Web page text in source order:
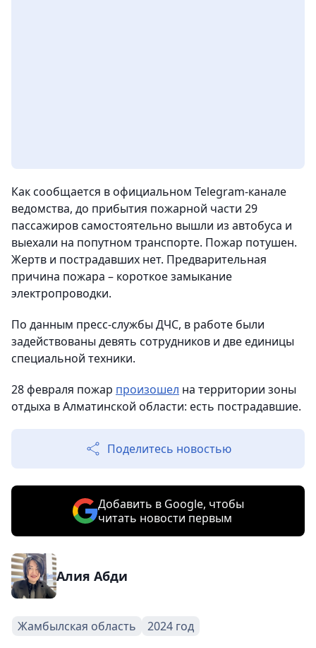
Как сообщается в официальном Telegram-канале
ведомства, до прибытия пожарной части 29
пассажиров самостоятельно вышли из автобуса и
выехали на попутном транспорте. Пожар потушен.
Жертв и пострадавших нет. Предварительная
причина пожара – короткое замыкание
электропроводки.
По данным пресс-службы ДЧС, в работе были
задействованы девять сотрудников и две единицы
специальной техники.
28 февраля пожар произошел на территории зоны
отдыха в Алматинской области: есть пострадавшие.
Поделитесь новостью
Добавить в Google, чтобы
читать новости первым
Алия Абди
Жамбылская область 2024 год